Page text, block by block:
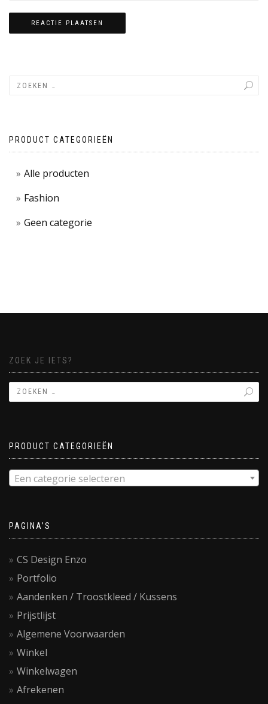
PRODUCT CATEGORIEËN
Alle producten
Fashion
Geen categorie
ZOEK JE IETS?
PRODUCT CATEGORIEËN
Een categorie selecteren
PAGINA’S
CS Design Enzo
Portfolio
Aandenken / Troostkleed / Kussens
Prijstlijst
Algemene Voorwaarden
Winkel
Winkelwagen
Afrekenen